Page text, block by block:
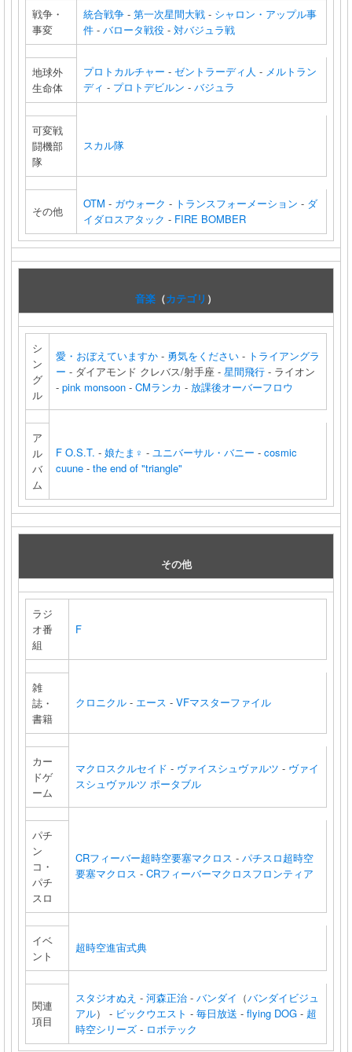
戦争・
事変
統合戦争 - 第一次星間大戦 - シャロン・アップル事
件 - バロータ戦役 - 対バジュラ戦
地球外
生命体
プロトカルチャー - ゼントラーディ人 - メルトラン
ディ - プロトデビルン - バジュラ
可変戦
闘機部
隊
スカル隊
その他
OTM - ガウォーク - トランスフォーメーション - ダ
イダロスアタック - FIRE BOMBER
音楽 （カテゴリ ）
シ
ン
グ
ル
愛・おぼえていますか - 勇気をください - トライアングラ
ー - ダイアモンド クレバス/射手座 - 星間飛行 - ライオン
- pink monsoon - CMランカ - 放課後オーバーフロウ
ア
ル
バ
ム
F O.S.T. - 娘たま♀ - ユニバーサル・バニー - cosmic
cuune - the end of "triangle"
その他
ラジ
オ番
組
F
雑
誌・
書籍
クロニクル - エース - VFマスターファイル
カー
ドゲ
ーム
マクロスクルセイド - ヴァイスシュヴァルツ - ヴァイ
スシュヴァルツ ポータブル
パチ
ン
コ・
パチ
スロ
CRフィーバー超時空要塞マクロス - パチスロ超時空
要塞マクロス - CRフィーバーマクロスフロンティア
イベ
ント
超時空進宙式典
関連
項目
スタジオぬえ - 河森正治 - バンダイ （バンダイビジュ
アル） - ビックウエスト - 毎日放送 - flying DOG - 超
時空シリーズ - ロボテック